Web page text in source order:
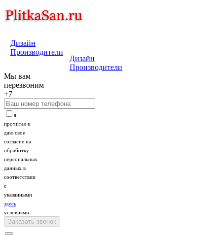
Дизайн
Производители
Дизайн
Производители
Мы вам
перезвоним
+7
я
прочитал и
даю свое
согласие на
обработку
персональных
данных в
соответствии
с
указанными
здесь
условиями